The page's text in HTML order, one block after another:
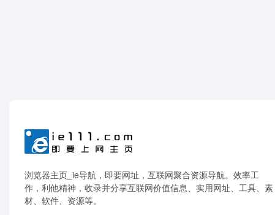
浏览器主页_ie导航，即要网址，互联网聚合资源导航。效率工
作，利他精神，收录并分享互联网价值信息、实用网址、工具、素
材、软件、资源等。